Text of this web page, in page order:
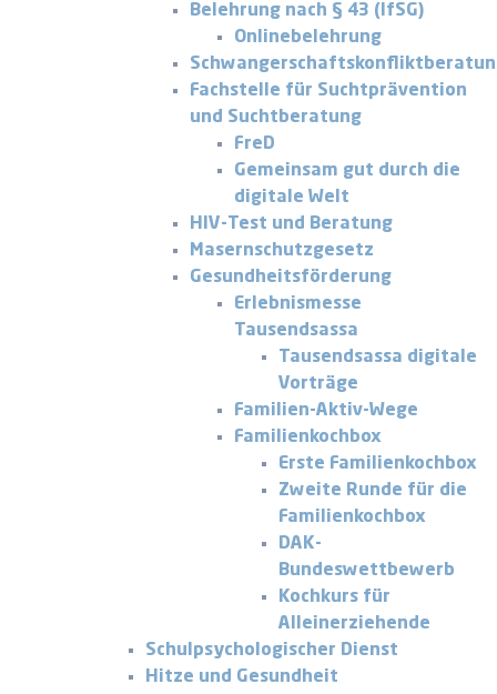
Belehrung nach § 43 (IfSG)
Onlinebelehrung
Fachstelle für Suchtprävention
und Suchtberatung
FreD
Gemeinsam gut durch die
digitale Welt
HIV-Test und Beratung
Masernschutzgesetz
Gesundheitsförderung
Erlebnismesse
Tausendsassa
Tausendsassa digitale
Vorträge
Familien-Aktiv-Wege
Familienkochbox
Erste Familienkochbox
Zweite Runde für die
Familienkochbox
DAK-
Bundeswettbewerb
Kochkurs für
Alleinerziehende
Schulpsychologischer Dienst
Hitze und Gesundheit